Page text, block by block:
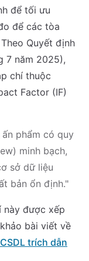
để tối ưu
để các tòa
Quyết định
7 năm 2025),
chí thuộc
Factor (IF)
phẩm có quy
minh bạch,
sở dữ liệu
bản ổn định."
này được xếp
bài viết về
trích dẫn